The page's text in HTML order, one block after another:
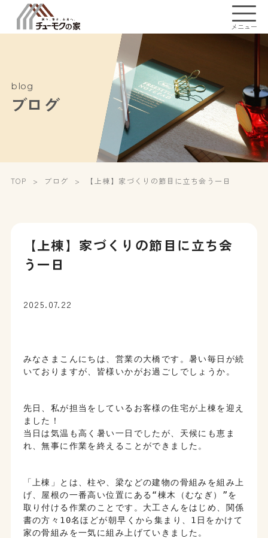
メニュー
blog
ブログ
TOP ブログ 【上棟】家づくりの節目に立ち会う一日
【上棟】家づくりの節目に立ち会
う一日
2025.07.22
みなさまこんにちは、営業の大橋です。暑い毎日が続
いておりますが、皆様いかがお過ごしでしょうか。
先日、私が担当をしているお客様の住宅が上棟を迎え
ました！
当日は気温も高く暑い一日でしたが、天候にも恵ま
れ、無事に作業を終えることができました。
「上棟」とは、柱や、梁などの建物の骨組みを組み上
げ、屋根の一番高い位置にある“棟木（むなぎ）”を
取り付ける作業のことです。大工さんをはじめ、関係
書の方々10名ほどが朝早くから集まり、1日をかけて
家の骨組みを一気に組み上げていきました。